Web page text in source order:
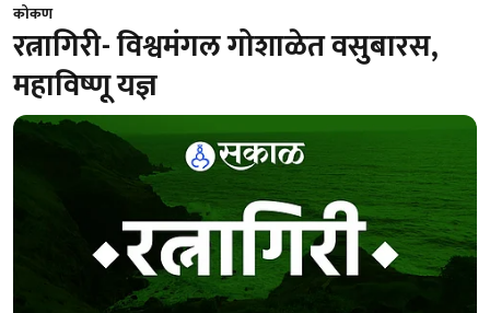
कोकण
रत्नागिरी- विश्वमंगल गोशाळेत वसुबारस,
महाविष्णू यज्ञ